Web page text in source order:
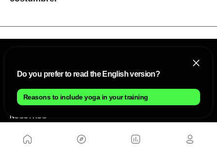
NOSOTROS
Mapa del sitio
Aviso Legal
Do you prefer to read the English version?
Reasons to include yoga in your training